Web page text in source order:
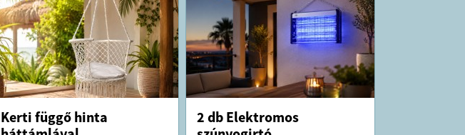
Kerti függő hinta
2 db Elektromos